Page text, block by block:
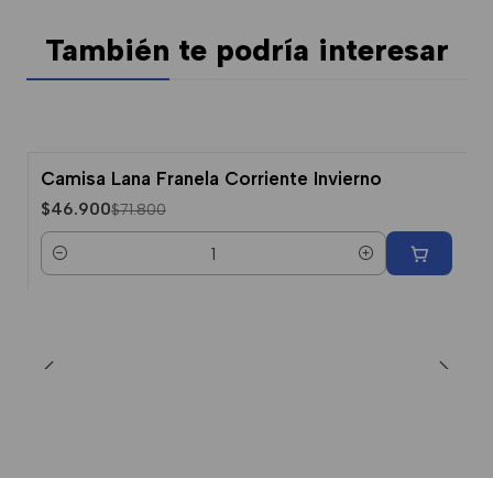
También te podría interesar
-35% Dcto.
Camisa Lana Franela Corriente Invierno
$46.900$71.800
Cantidad